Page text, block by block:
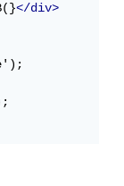
</div>